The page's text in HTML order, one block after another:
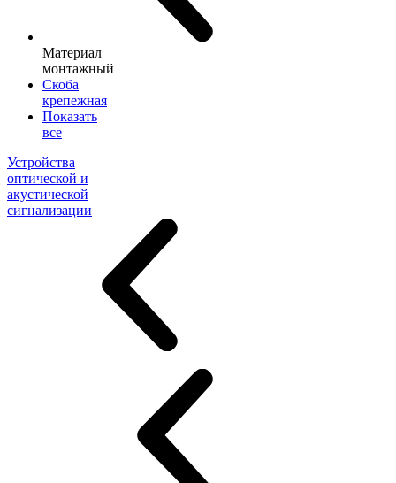
Материал
монтажный
Скоба
крепежная
Показать
все
Устройства
оптической и
акустической
сигнализации